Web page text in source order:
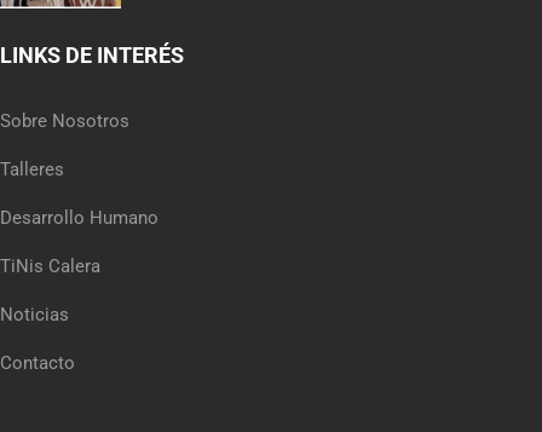
LINKS DE INTERÉS
Sobre Nosotros
Talleres
Desarrollo Humano
TiNis Calera
Noticias
Contacto